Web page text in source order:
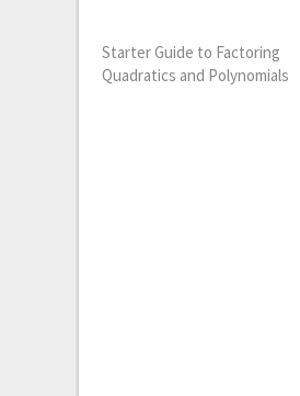
Starter Guide to Factoring
Quadratics and Polynomials